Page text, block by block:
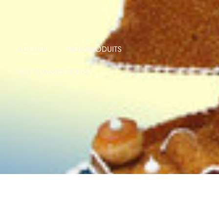
03 22 24 00 64
ACCUEIL
NOS PRODUITS
QUI SOMMES-NOUS